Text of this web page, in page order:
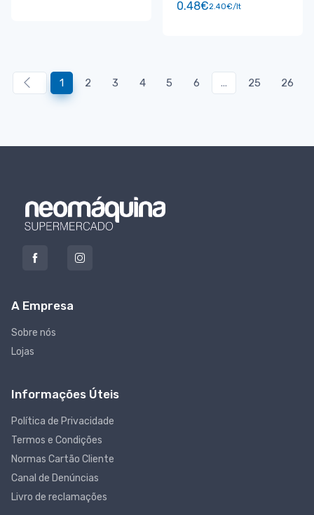
0.48€2.40€/lt
1 2 3 4 5 6 ... 25 26
A Empresa
Sobre nós
Lojas
Informações Úteis
Política de Privacidade
Termos e Condições
Normas Cartão Cliente
Canal de Denúncias
Livro de reclamações